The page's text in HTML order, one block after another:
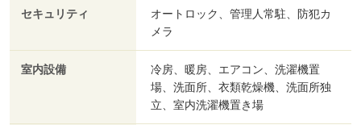
セキュリティ
オートロック、管理人常駐、防犯カ
メラ
室内設備
冷房、暖房、エアコン、洗濯機置
場、洗面所、衣類乾燥機、洗面所独
立、室内洗濯機置き場